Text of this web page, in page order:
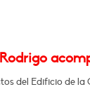
del Edificio de